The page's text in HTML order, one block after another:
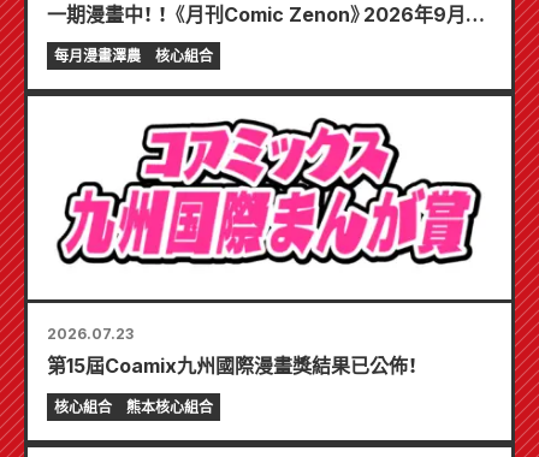
一期漫畫中！ ！ 《月刊Comic Zenon》2026年9月刊
將於7月24日發售！ ！
每月漫畫澤農 核心組合
2026.07.23
第15屆Coamix九州國際漫畫獎結果已公佈！
核心組合 熊本核心組合